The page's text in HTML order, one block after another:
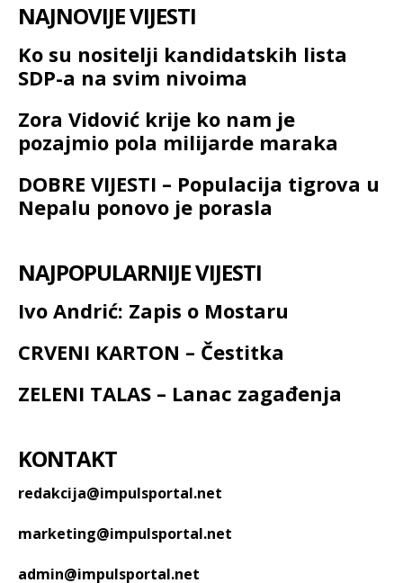
NAJNOVIJE VIJESTI
Ko su nositelji kandidatskih lista
SDP-a na svim nivoima
Zora Vidović krije ko nam je
pozajmio pola milijarde maraka
DOBRE VIJESTI – Populacija tigrova u
Nepalu ponovo je porasla
NAJPOPULARNIJE VIJESTI
Ivo Andrić: Zapis o Mostaru
CRVENI KARTON – Čestitka
ZELENI TALAS – Lanac zagađenja
KONTAKT
redakcija@impulsportal.net
marketing@impulsportal.net
admin@impulsportal.net